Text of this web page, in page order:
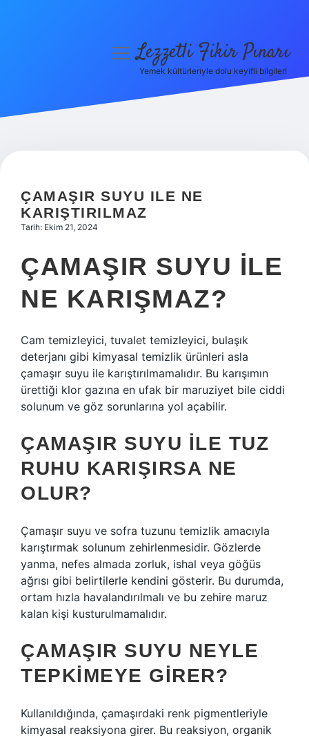
Hakkımızda
menüyüLezzetli Fikir Pınarı
Yemek kültürleriyle dolu keyifli bilgiler!
ÇAMAŞIR SUYU ILE NE
KARIŞTIRILMAZ
Tarih: Ekim 21, 2024
ÇAMAŞIR SUYU ILE
NE KARIŞMAZ?
Cam temizleyici, tuvalet temizleyici, bulaşık
deterjanı gibi kimyasal temizlik ürünleri asla
çamaşır suyu ile karıştırılmamalıdır. Bu karışımın
ürettiği klor gazına en ufak bir maruziyet bile ciddi
solunum ve göz sorunlarına yol açabilir.
ÇAMAŞIR SUYU ILE TUZ
RUHU KARIŞIRSA NE
OLUR?
Çamaşır suyu ve sofra tuzunu temizlik amacıyla
karıştırmak solunum zehirlenmesidir. Gözlerde
yanma, nefes almada zorluk, ishal veya göğüs
ağrısı gibi belirtilerle kendini gösterir. Bu durumda,
ortam hızla havalandırılmalı ve bu zehire maruz
kalan kişi kusturulmamalıdır.
ÇAMAŞIR SUYU NEYLE
TEPKIMEYE GIRER?
Kullanıldığında, çamaşırdaki renk pigmentleriyle
kimyasal reaksiyona girer. Bu reaksiyon, organik